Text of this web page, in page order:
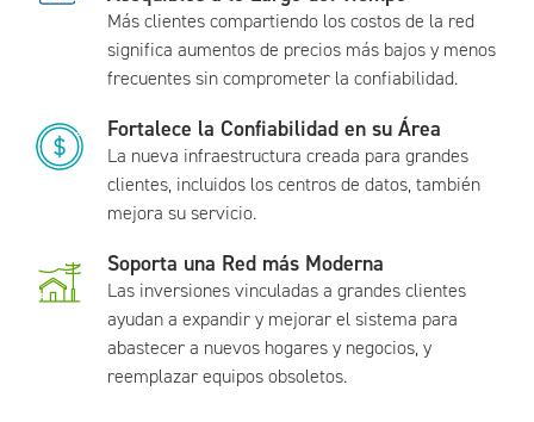
Más clientes compartiendo los costos de la red
significa aumentos de precios más bajos y menos
frecuentes sin comprometer la confiabilidad.
Fortalece la Confiabilidad en su Área
La nueva infraestructura creada para grandes
clientes, incluidos los centros de datos, también
mejora su servicio.
Soporta una Red más Moderna
Las inversiones vinculadas a grandes clientes
ayudan a expandir y mejorar el sistema para
abastecer a nuevos hogares y negocios, y
reemplazar equipos obsoletos.